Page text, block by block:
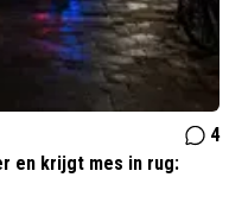
4
en krijgt mes in rug: